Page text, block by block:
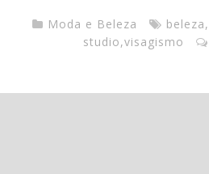
Moda e Beleza beleza,
studio,visagismo